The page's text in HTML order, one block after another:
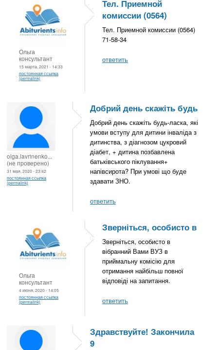
Ольга
консультант
15 марта, 2021 - 14:33
постоянная ссылка
(permalink)
Тел. Приемной
комиссии (0564)
Тел. Приемной комиссии (0564)
71-58-34
ответить
olga.lavrinenko...
(не проверено)
31 мая, 2020 - 23:42
постоянная ссылка
(permalink)
Добрий день скажіть будь
Добрий день скажіть будь-ласка, які
умови вступу для дитини інваліда з
дитинства, з діагнозом цукровий
діабет, + дитина позбавлена
батьківського піклування+
напівсирота? При умові що буде
здавати ЗНО.
ответить
Ольга
консультант
4 июня, 2020 - 14:05
постоянная ссылка
(permalink)
Зверніться, особисто в
Зверніться, особисто в
вібранний Вами ВУЗ в
приймальну комісію для
отримання найбільш повної
відповіді на запитання.
ответить
Здравствуйте! Закончила
9